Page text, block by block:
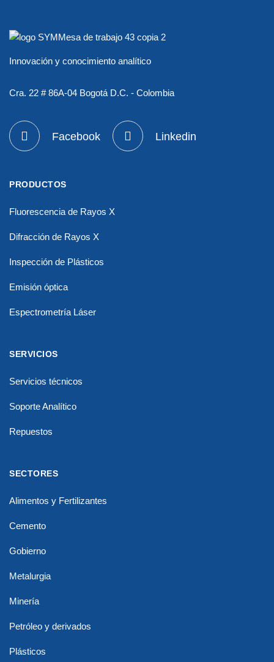
Innovación y conocimiento analítico
Cra. 22 # 86A-04 Bogotá D.C. - Colombia
Facebook Linkedin
PRODUCTOS
Fluorescencia de Rayos X
Difracción de Rayos X
Inspección de Plásticos
Emisión óptica
Espectrometría Láser
SERVICIOS
Servicios técnicos
Soporte Analítico
Repuestos
SECTORES
Alimentos y Fertilizantes
Cemento
Gobierno
Metalurgia
Minería
Petróleo y derivados
Plásticos